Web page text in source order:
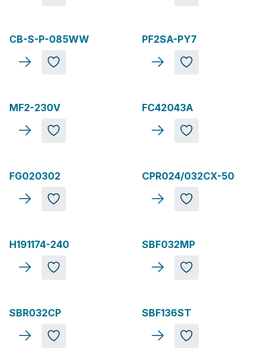
CB-S-P-085WW Nouveau
PF2SA-PY7
Nouveau
MF2-230V FC42043A
FG020302 CPR024/032CX-50
H191174-240 SBF032MP
SBR032CP SBF136ST